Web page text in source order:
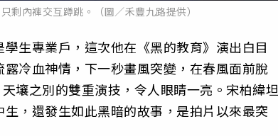
剩內褲交互蹲跳。（圖／禾豐九路提供）
生專業戶，這次他在《黑的教育》演出白目
冷血神情，下一秒畫風突變，在春風面前脫
壤之別的雙重演技，令人眼睛一亮。宋柏緯坦
，還發生如此黑暗的故事，是拍片以來最突